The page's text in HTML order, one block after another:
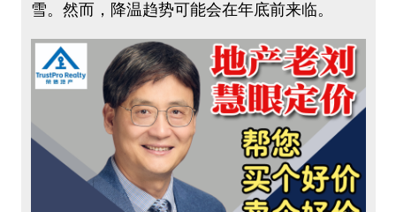
雪。然而，降温趋势可能会在年底前来临。